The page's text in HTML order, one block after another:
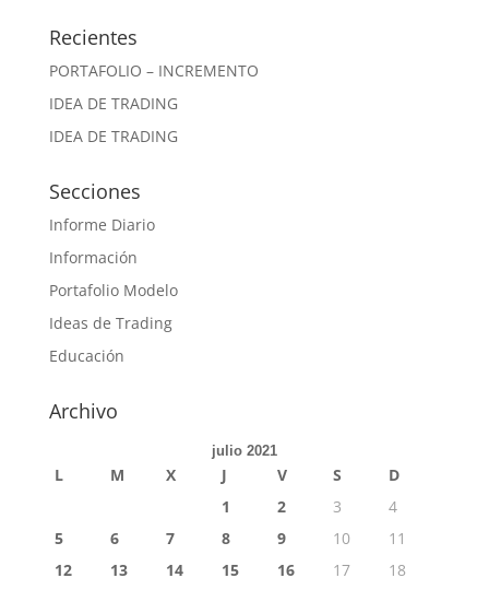
Recientes
PORTAFOLIO – INCREMENTO
IDEA DE TRADING
IDEA DE TRADING
Secciones
Informe Diario
Información
Portafolio Modelo
Ideas de Trading
Educación
Archivo
julio 2021
L M X J V S
D
1
2 3
4
5
6 7 8 9 10
11
12
13 14 15 16 17
18